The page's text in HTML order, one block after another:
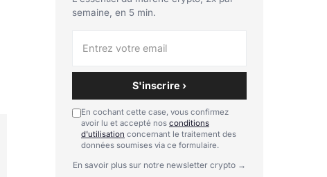
semaine, en 5 min.
S'inscrire ›
En cochant cette case, vous confirmez
avoir lu et accepté nos conditions
d'utilisation concernant le traitement des
données soumises via ce formulaire.
En savoir plus sur notre newsletter crypto →